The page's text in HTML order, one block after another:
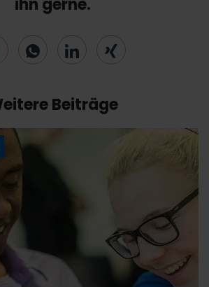
ihn gerne.
Beiträge